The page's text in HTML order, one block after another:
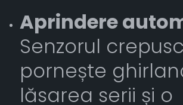
Aprindere
Senzorul
pornește
lăsarea serii și o